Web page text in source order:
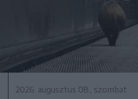
2026. augusztus 08., szombat